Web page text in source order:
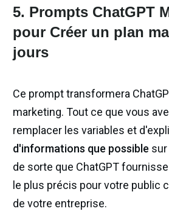
5. Prompts ChatGPT
pour Créer un plan
jours
Ce prompt transformera
marketing. Tout ce que vous
remplacer les variables et
d'informations que possible
de sorte que ChatGPT
le plus précis pour votre public
de votre entreprise.